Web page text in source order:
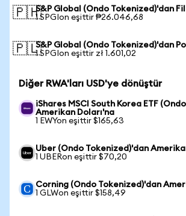
🇵🇭S&P Global (Ondo Tokenized)'dan
1 SPGIon eşittir ₱26.046,68
🇵🇱S&P Global (Ondo Tokenized)'dan
1 SPGIon eşittir zł 1.601,02
Diğer RWA'ları USD'ye dönüştür
iShares MSCI South Korea ETF
Amerikan Doları'na
1 EWYon eşittir $165,63
Uber (Ondo Tokenized)'dan
1 UBERon eşittir $70,20
Corning (Ondo Tokenized)'dan
1 GLWon eşittir $158,49